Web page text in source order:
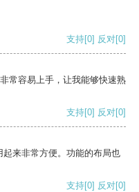
支持[0] 反对[0]
常容易上手，让我能够快速熟
支持[0] 反对[0]
来非常方便。功能的布局也
支持[0] 反对[0]